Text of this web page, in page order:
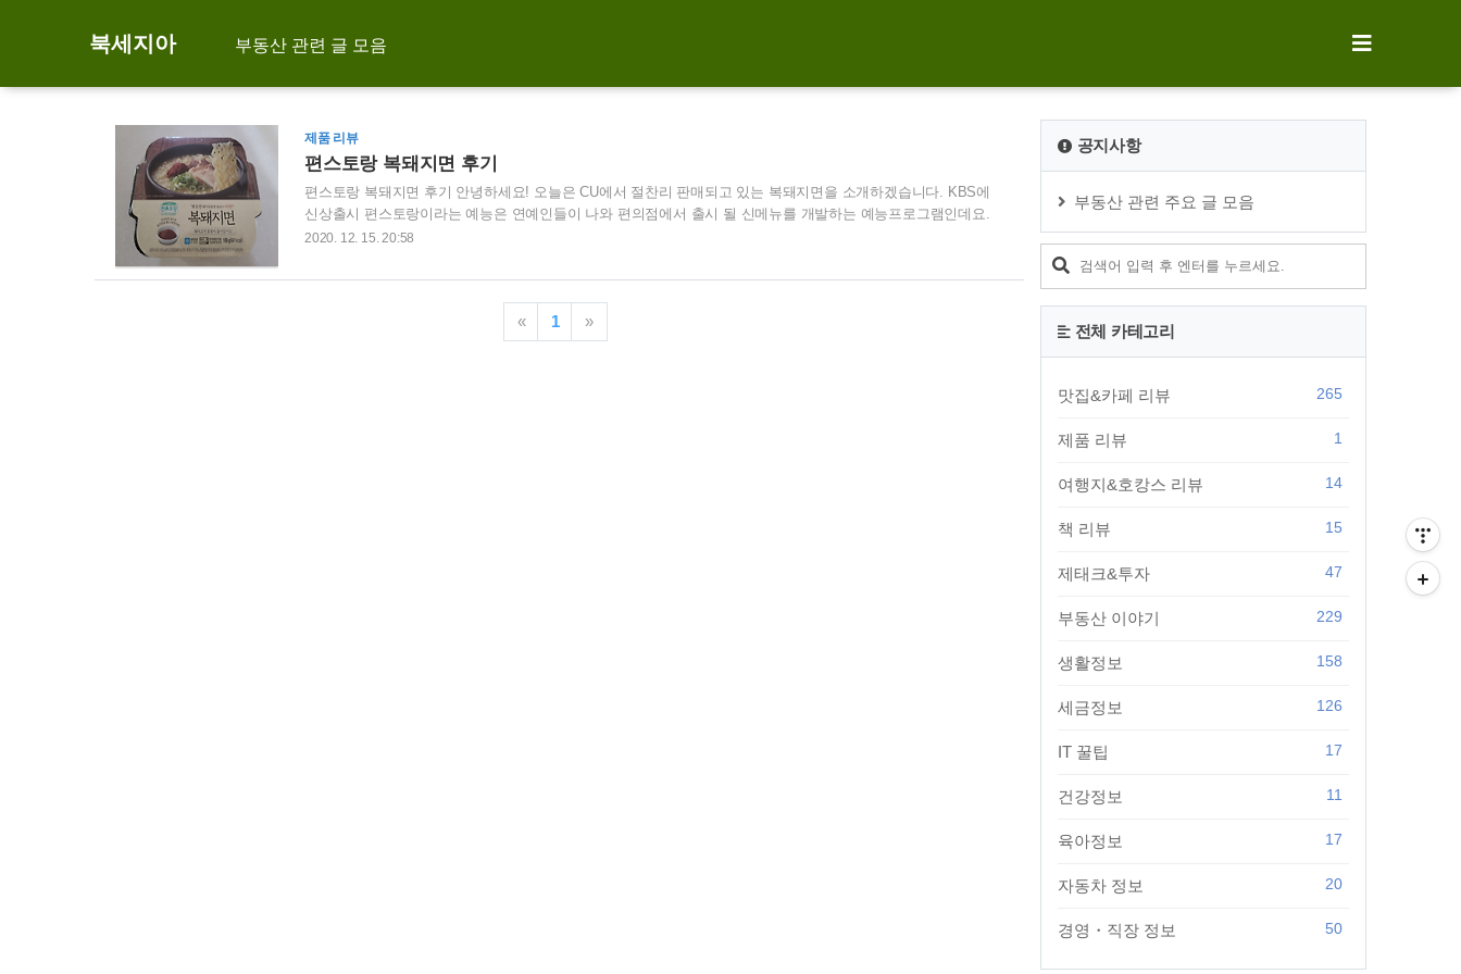
북세지아 부동산 관련 글 모음
제품 리뷰
편스토랑 복돼지면 후기
편스토랑 복돼지면 후기 안녕하세요! 오늘은 CU에서 절찬리 판매되고 있는 복돼지면을 소개하겠습니다. KBS에
신상출시 편스토랑이라는 예능은 연예인들이 나와 편의점에서 출시 될 신메뉴를 개발하는 예능프로그램인데요.
여기서 과거 꼬꼬면을 개발하며 히트를 쳤던 이경규씨가 복돼지면을 만들어 실제 제품으로 출시 했습니다. 편의점
보겠습니다. 과연 3,500원을 주고 사먹을만 한지, 낱낱히 소개해보겠습니다. 이경규 복돼지라면 편스토랑 복돼지
면 편스토랑 복돼지면 리얼 후기(aka. 이경규의 복돼지라면) : 구성 구성 복돼지면을 뜯으면 생각보다 들어있는게
많은데요. 오뚜기 라면사리, 돼지고기 토핑, 돈골 분..
2020. 12. 15. 20:58
« 1 »
공지사항
부동산 관련 주요 글 모음
전체 카테고리
맛집&카페 리뷰 265
제품 리뷰 1
여행지&호캉스 리뷰 14
책 리뷰 15
제태크&투자 47
부동산 이야기 229
생활정보 158
세금정보 126
IT 꿀팁 17
건강정보 11
육아정보 17
자동차 정보 20
경영・직장 정보 50
티스토리툴바